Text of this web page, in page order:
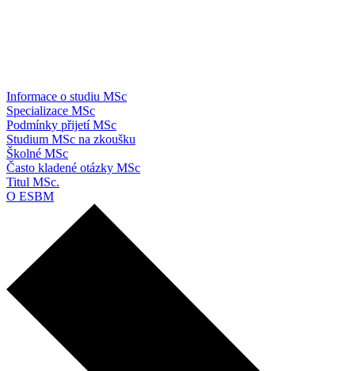
Informace o studiu MSc
Specializace MSc
Podmínky přijetí MSc
Studium MSc na zkoušku
Školné MSc
Často kladené otázky MSc
Titul MSc.
O ESBM